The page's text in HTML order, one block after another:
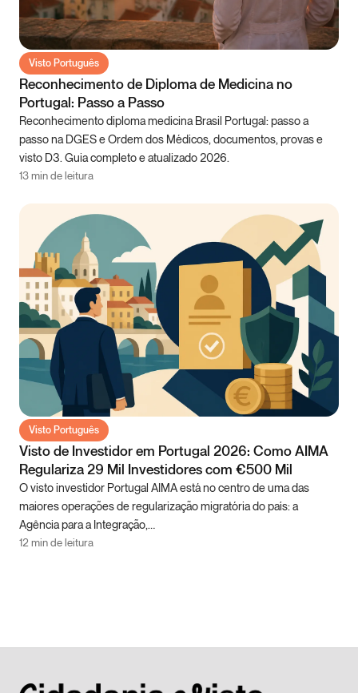
Visto Português
Reconhecimento de Diploma de Medicina no
Portugal: Passo a Passo
Reconhecimento diploma medicina Brasil Portugal: passo a
passo na DGES e Ordem dos Médicos, documentos, provas e
visto D3. Guia completo e atualizado 2026.
13 min de leitura
Visto Português
Visto de Investidor em Portugal 2026: Como AIMA
Regulariza 29 Mil Investidores com €500 Mil
O visto investidor Portugal AIMA está no centro de uma das
maiores operações de regularização migratória do país: a
Agência para a Integração,…
12 min de leitura